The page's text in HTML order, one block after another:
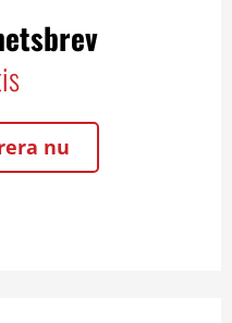
nu